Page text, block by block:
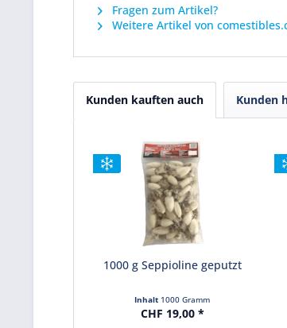
Fragen zum Artikel?
Weitere Artikel von
Kunden kauften auch Kunden
1000 g Seppioline geputzt
Inhalt 1000 Gramm
CHF 19,00 *